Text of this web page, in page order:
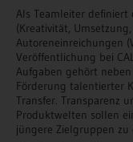
Als Teamleiter
(Kreativität,
Autoreneinreichungen
Veröffentlichung bei
Aufgaben gehört
Förderung talentierter
Transfer. Transparenz
Produktwelten sollen
jüngere Zielgruppen zu